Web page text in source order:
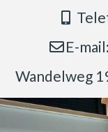
E-mail:
Wandelweg